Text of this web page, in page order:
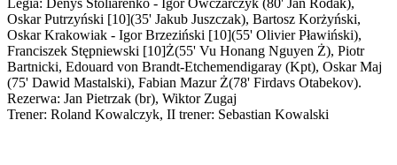
Oskar Putrzyński [10](35' Jakub Juszczak), Bartosz Korżyński,
Oskar Krakowiak - Igor Brzeziński [10](55' Olivier Pławiński),
Franciszek Stępniewski [10]Ż(55' Vu Honang Nguyen Ż), Piotr
Bartnicki, Edouard von Brandt-Etchemendigaray (Kpt), Oskar Maj
(75' Dawid Mastalski), Fabian Mazur Ż(78' Firdavs Otabekov).
Rezerwa: Jan Pietrzak (br), Wiktor Zugaj
Trener: Roland Kowalczyk, II trener: Sebastian Kowalski